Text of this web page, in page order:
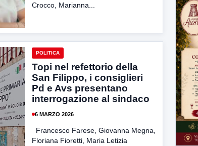
Crocco, Marianna...
POLITICA
Topi nel refettorio della
San Filippo, i consiglieri
Pd e Avs presentano
interrogazione al sindaco
6 MARZO 2026
Francesco Farese, Giovanna Megna,
Floriana Fioretti, Maria Letizia